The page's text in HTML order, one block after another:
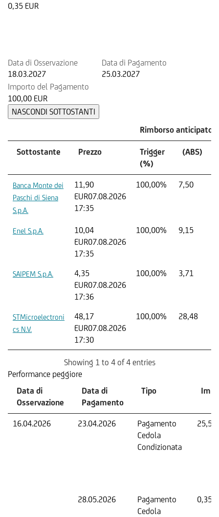
0,35 EUR
Data di Osservazione
18.03.2027
Data di Pagamento
25.03.2027
Importo del Pagamento
100,00 EUR
NASCONDI SOTTOSTANTI
Rimborso anticipato
Sottostante Prezzo
Trigger
(%)
(ABS)
Banca Monte dei
Paschi di Siena
S.p.A.
11,90
EUR07.08.2026
17:35
100,00% 7,50
Enel S.p.A.
10,04
EUR07.08.2026
17:35
100,00% 9,15
SAIPEM S.p.A.
4,35
EUR07.08.2026
17:36
100,00% 3,71
STMicroelectroni
cs N.V.
48,17
EUR07.08.2026
17:30
100,00% 28,48
Showing 1 to 4 of 4 entries
Performance peggiore
Data di
Osservazione
Data di
Pagamento
Tipo
16.04.2026 23.04.2026
Pagamento
Cedola
Condizionata
25,50
28.05.2026
Pagamento
Cedola
0,35